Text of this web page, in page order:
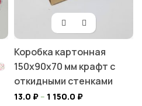
Коробка картонная
150х90х70 мм крафт с
откидными стенками
13.0 ₽– 1 150.0 ₽